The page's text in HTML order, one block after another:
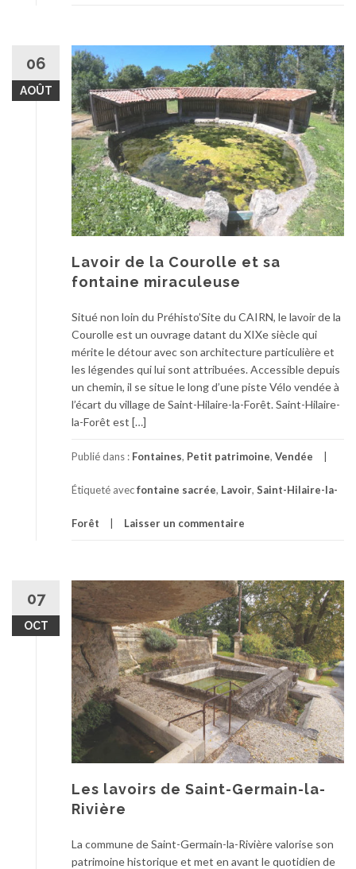
06
AOÛT
Lavoir de la Courolle et sa
fontaine miraculeuse
Situé non loin du Préhisto’Site du CAIRN, le lavoir de la
Courolle est un ouvrage datant du XIXe siècle qui
mérite le détour avec son architecture particulière et
les légendes qui lui sont attribuées. Accessible depuis
un chemin, il se situe le long d’une piste Vélo vendée à
l’écart du village de Saint-Hilaire-la-Forêt. Saint-Hilaire-
la-Forêt est […]
Publié dans : Fontaines, Petit patrimoine, Vendée
Étiqueté avecfontaine sacrée, Lavoir, Saint-Hilaire-la-
Forêt Laisser un commentaire
07
OCT
Les lavoirs de Saint-Germain-la-
Rivière
La commune de Saint-Germain-la-Rivière valorise son
patrimoine historique et met en avant le quotidien de